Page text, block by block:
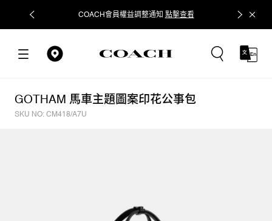
COACH會員權益調整通知 點擊查看 立即追蹤
GOTHAM 馬車主題圖案印花公事包
SKU NO: CM418/A7U